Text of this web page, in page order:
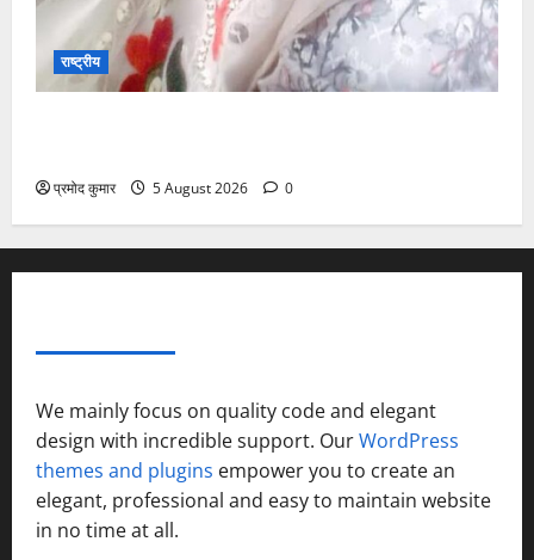
राष्ट्रीय
प्रमोद कुमार 5 August 2026 0
We mainly focus on quality code and elegant
design with incredible support. OurWordPress
themes and plugins empower you to create an
elegant, professional and easy to maintain website
in no time at all.